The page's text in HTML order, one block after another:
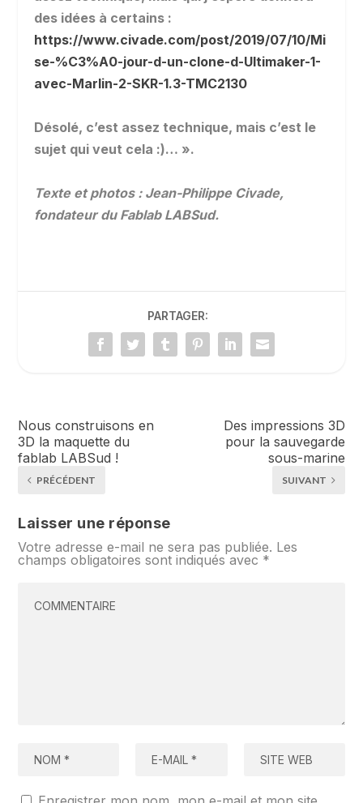
des idées à certains :
https://www.civade.com/post/2019/07/10/Mi
se-%C3%A0-jour-d-un-clone-d-Ultimaker-1-
avec-Marlin-2-SKR-1.3-TMC2130
Désolé, c’est assez technique, mais c’est le
sujet qui veut cela :)… ».
Texte et photos : Jean-Philippe Civade,
fondateur du Fablab LABSud.
PARTAGER:
Nous construisons en
3D la maquette du
fablab LABSud !
PRÉCÉDENT
Des impressions 3D
pour la sauvegarde
sous-marine
SUIVANT
Laisser une réponse
Votre adresse e-mail ne sera pas publiée. Les
champs obligatoires sont indiqués avec *